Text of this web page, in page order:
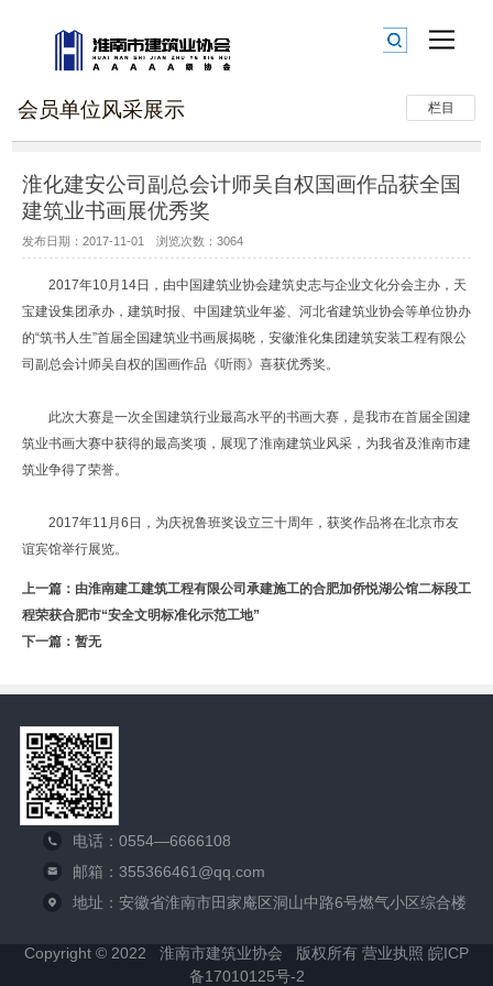
栏目
会员单位风采展示
淮化建安公司副总会计师吴自权国画作品获全国
建筑业书画展优秀奖
发布日期：2017-11-01 浏览次数：3064
2017年10月14日，由中国建筑业协会建筑史志与企业文化分会主办，天
宝建设集团承办，建筑时报、中国建筑业年鉴、河北省建筑业协会等单位协办
的“筑书人生”首届全国建筑业书画展揭晓，安徽淮化集团建筑安装工程有限公
司副总会计师吴自权的国画作品《听雨》喜获优秀奖。
此次大赛是一次全国建筑行业最高水平的书画大赛，是我市在首届全国建
筑业书画大赛中获得的最高奖项，展现了淮南建筑业风采，为我省及淮南市建
筑业争得了荣誉。
2017年11月6日，为庆祝鲁班奖设立三十周年，获奖作品将在北京市友
谊宾馆举行展览。
上一篇： 由淮南建工建筑工程有限公司承建施工的合肥加侨悦湖公馆二标段工
程荣获合肥市“安全文明标准化示范工地”
下一篇：暂无
电话：0554—6666108
邮箱：355366461@qq.com
地址：安徽省淮南市田家庵区洞山中路6号燃气小区综合楼
Copyright © 2022 淮南市建筑业协会 版权所有 营业执照 皖ICP
备17010125号-2